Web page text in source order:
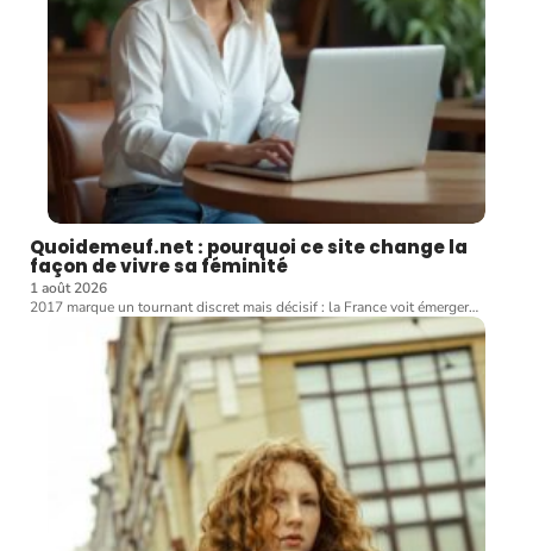
Quoidemeuf.net : pourquoi ce site change la
façon de vivre sa féminité
1 août 2026
2017 marque un tournant discret mais décisif : la France voit émerger…